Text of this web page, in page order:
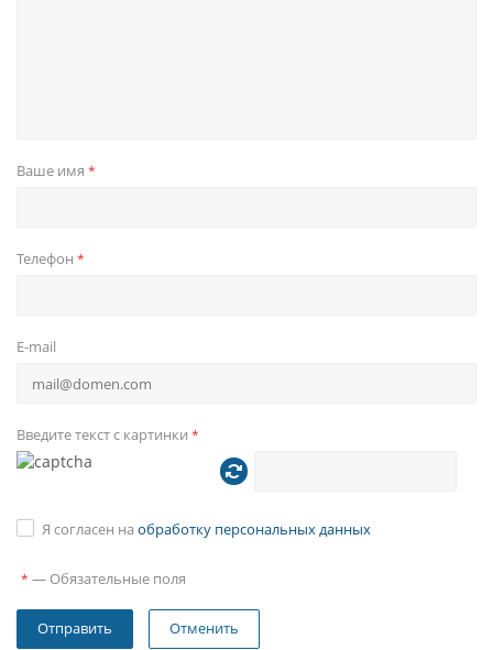
Ваше имя *
Телефон *
E-mail
Введите текст с картинки *
Я согласен на обработку персональных данных
* — Обязательные поля
Отменить